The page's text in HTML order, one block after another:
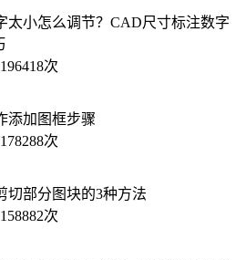
太小怎么调节？CAD尺寸标注数字
次
添加图框步骤
次
切部分图块的3种方法
次